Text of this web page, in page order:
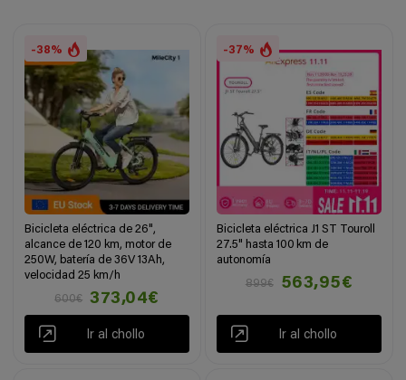
-38%
Bicicleta eléctrica de 26",
alcance de 120 km, motor de
250W, batería de 36V 13Ah,
velocidad 25 km/h
600€
373,04€
Ir al chollo
-37%
Bicicleta eléctrica J1 ST Touroll
27.5" hasta 100 km de
autonomía
899€
563,95€
Ir al chollo